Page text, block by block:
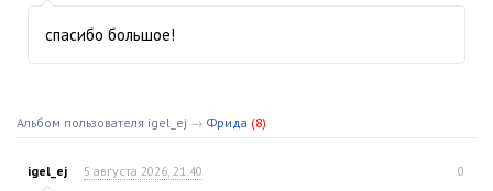
спасибо большое!
Альбом пользователя igel_ej → Фрида (8)
igel_ej 5 августа 2026, 21:40 0